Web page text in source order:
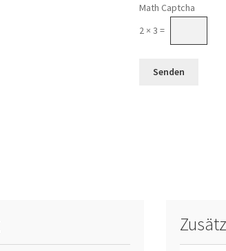
Math Captcha
2 × 3 =